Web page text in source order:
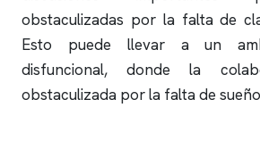
obstaculizadas por la falta de
Esto puede llevar a un
disfuncional, donde la
obstaculizada por la falta de